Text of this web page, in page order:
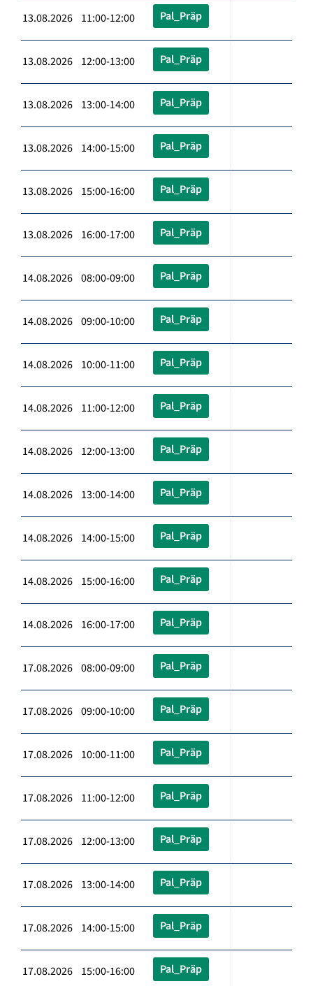
13.08.2026 11:00-12:00 Pal_Präp
13.08.2026 12:00-13:00 Pal_Präp
13.08.2026 13:00-14:00 Pal_Präp
13.08.2026 14:00-15:00 Pal_Präp
13.08.2026 15:00-16:00 Pal_Präp
13.08.2026 16:00-17:00 Pal_Präp
14.08.2026 08:00-09:00 Pal_Präp
14.08.2026 09:00-10:00 Pal_Präp
14.08.2026 10:00-11:00 Pal_Präp
14.08.2026 11:00-12:00 Pal_Präp
14.08.2026 12:00-13:00 Pal_Präp
14.08.2026 13:00-14:00 Pal_Präp
14.08.2026 14:00-15:00 Pal_Präp
14.08.2026 15:00-16:00 Pal_Präp
14.08.2026 16:00-17:00 Pal_Präp
17.08.2026 08:00-09:00 Pal_Präp
17.08.2026 09:00-10:00 Pal_Präp
17.08.2026 10:00-11:00 Pal_Präp
17.08.2026 11:00-12:00 Pal_Präp
17.08.2026 12:00-13:00 Pal_Präp
17.08.2026 13:00-14:00 Pal_Präp
17.08.2026 14:00-15:00 Pal_Präp
17.08.2026 15:00-16:00 Pal_Präp